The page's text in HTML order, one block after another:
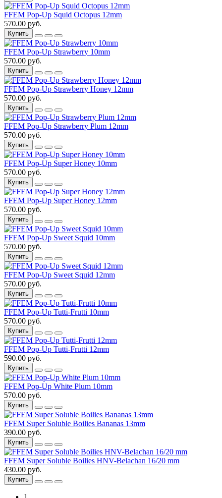
FFEM Pop-Up Squid Octopus 12mm
570.00 руб.
Купить
FFEM Pop-Up Strawberry 10mm
570.00 руб.
Купить
FFEM Pop-Up Strawberry Honey 12mm
570.00 руб.
Купить
FFEM Pop-Up Strawberry Plum 12mm
570.00 руб.
Купить
FFEM Pop-Up Super Honey 10mm
570.00 руб.
Купить
FFEM Pop-Up Super Honey 12mm
570.00 руб.
Купить
FFEM Pop-Up Sweet Squid 10mm
570.00 руб.
Купить
FFEM Pop-Up Sweet Squid 12mm
570.00 руб.
Купить
FFEM Pop-Up Tutti-Frutti 10mm
570.00 руб.
Купить
FFEM Pop-Up Tutti-Frutti 12mm
590.00 руб.
Купить
FFEM Pop-Up White Plum 10mm
570.00 руб.
Купить
FFEM Super Soluble Boilies Bananas 13mm
390.00 руб.
Купить
FFEM Super Soluble Boilies HNV-Belachan 16/20 mm
430.00 руб.
Купить